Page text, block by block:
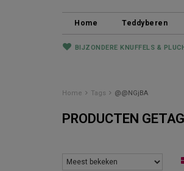
Home Teddyberen
BIJZONDERE KNUFFELS &
Home Tags @@NGjBA
PRODUCTEN